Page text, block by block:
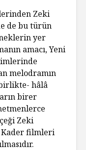
Zeki
de bu türün
yer
amacı, Yeni
melodramın
hâlâ
birer
Zeki
Kader filmleri